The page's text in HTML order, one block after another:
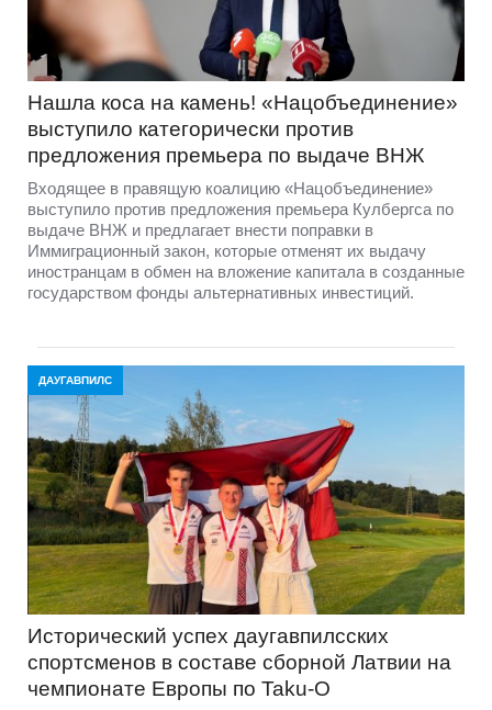
Нашла коса на камень! «Нацобъединение»
выступило категорически против
предложения премьера по выдаче ВНЖ
Входящее в правящую коалицию «Нацобъединение»
выступило против предложения премьера Кулбергса по
выдаче ВНЖ и предлагает внести поправки в
Иммиграционный закон, которые отменят их выдачу
иностранцам в обмен на вложение капитала в созданные
государством фонды альтернативных инвестиций.
ДАУГАВПИЛС
Исторический успех даугавпилсских
спортсменов в составе сборной Латвии на
чемпионате Европы по Taku-O